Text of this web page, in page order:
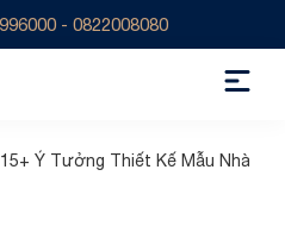
- 0822008080
15+ Ý Tưởng Thiết Kế Mẫu Nhà